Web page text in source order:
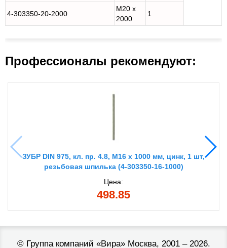
4-303350-20-2000
M20 x
2000
1
Профессионалы рекомендуют:
ЗУБР DIN 975, кл. пр. 4.8, М16 х 1000 мм, цинк, 1 шт,
резьбовая шпилька (4-303350-16-1000)
Цена:
498.85
© Группа компаний «Вира»Москва, 2001 – 2026.